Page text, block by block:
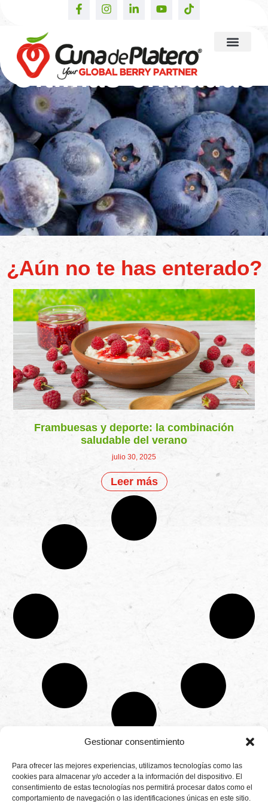
Gestionar consentimiento
Para ofrecer las mejores experiencias, utilizamos tecnologías como las
cookies para almacenar y/o acceder a la información del dispositivo. El
consentimiento de estas tecnologías nos permitirá procesar datos como el
comportamiento de navegación o las identificaciones únicas en este sitio.
Últimas entradas
¿Aún no te has enterado?
Frambuesas y deporte: la combinación
saludable del verano
julio 30, 2025
Leer más
Productores
de
fresas,
CONTÁCTANOS
Camino de
Montemayor s/n
21800 Moguer.
Huelva ESPAÑA.
Aviso legal
Política de
privacidad